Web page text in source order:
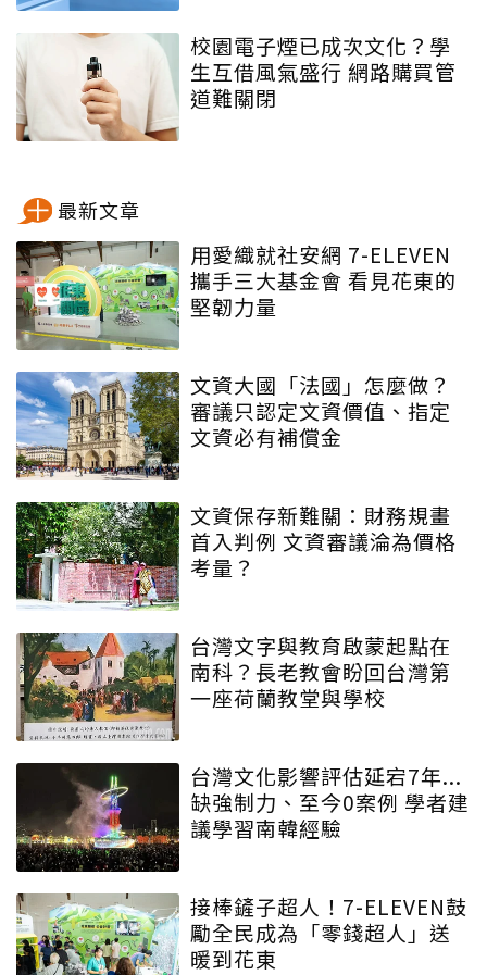
校園電子煙已成次文化？學
生互借風氣盛行 網路購買管
道難關閉
最新文章
用愛織就社安網 7-ELEVEN
攜手三大基金會 看見花東的
堅韌力量
文資大國「法國」怎麼做？
審議只認定文資價值、指定
文資必有補償金
文資保存新難關：財務規畫
首入判例 文資審議淪為價格
考量？
台灣文字與教育啟蒙起點在
南科？長老教會盼回台灣第
一座荷蘭教堂與學校
台灣文化影響評估延宕7年...
缺強制力、至今0案例 學者建
議學習南韓經驗
接棒鏟子超人！7-ELEVEN鼓
勵全民成為「零錢超人」送
暖到花東